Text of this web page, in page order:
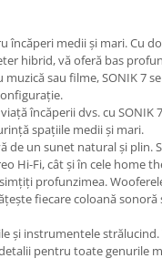
încăperi medii și mari. Cu
hibrid, vă oferă bas
sau filme, SONIK 7
încăperii dvs. cu SONIK
spațiile medii și mari.
de un sunet natural și plin.
Hi-Fi, cât și în cele home
profunzimea.
fiecare coloană sonoră
și instrumentele
pentru toate genurile